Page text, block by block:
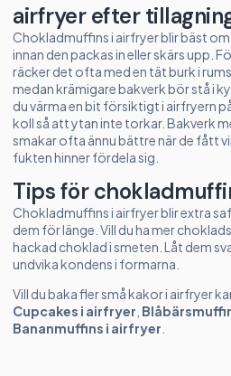
airfryer efter
Chokladmuffins i airfryer blir bäst
innan den packas in eller skärs upp.
räcker det ofta med en tät burk i
medan krämigare bakverk bör stå i
du värma en bit försiktigt i airfryern
koll så att ytan inte torkar. Bakverk
smakar ofta ännu bättre när de fått
fukten hinner fördela sig.
Tips för
Chokladmuffins i airfryer blir extra
dem för länge. Vill du ha mer
hackad choklad i smeten. Låt dem
undvika kondens i formarna.
Vill du baka fler små kakor i airfryer
Cupcakes i airfryer
Bananmuffins i airfryer